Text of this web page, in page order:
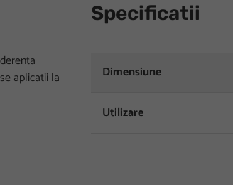
aplicatii la
Specificatii
Dimensiune
Utilizare